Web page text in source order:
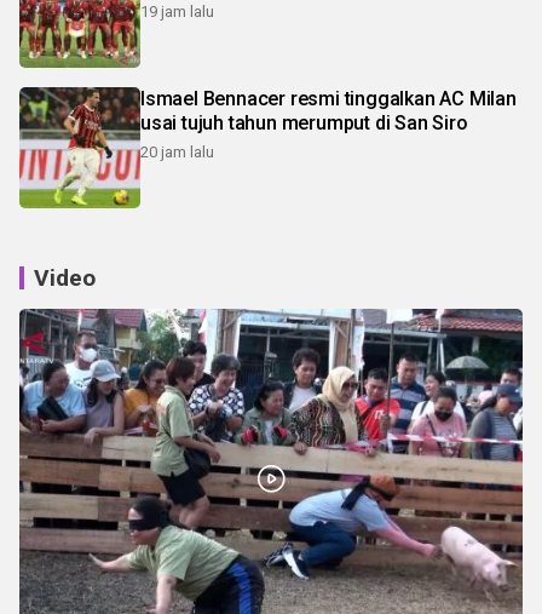
19 jam lalu
Ismael Bennacer resmi tinggalkan AC Milan
usai tujuh tahun merumput di San Siro
20 jam lalu
Video